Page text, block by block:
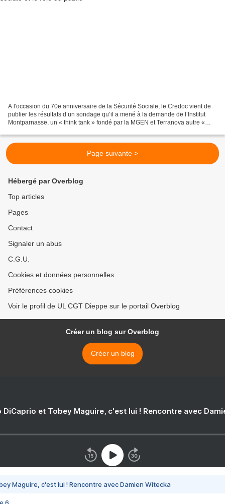
A l'occasion du 70e anniversaire de la Sécurité Sociale, le Credoc vient de
publier les résultats d’un sondage qu’il a mené à la demande de l’Institut
Montparnasse, un « think tank » fondé par la MGEN et Terranova autre «
Page suivante >
Hébergé par Overblog
Top articles
Pages
Contact
Signaler un abus
C.G.U.
Cookies et données personnelles
Préférences cookies
Voir le profil de UL CGT Dieppe sur le portail Overblog
Créer un blog sur Overblog
Créer un blog
DiCaprio et Tobey Maguire, c'est lui ! Rencontre avec
Maguire, c'est lui ! Rencontre avec Damien Witecka